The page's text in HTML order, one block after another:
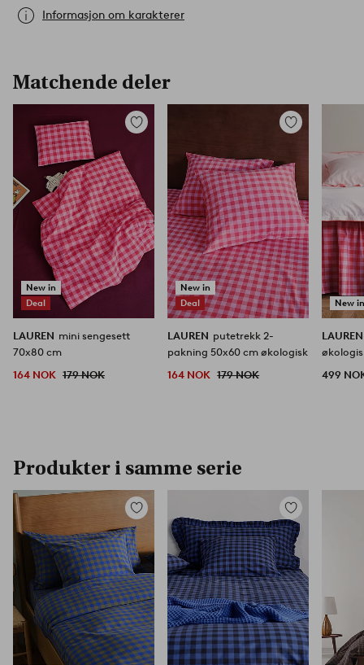
Informasjon om karakterer
Matchende deler
New in
Deal
Legg
LAUREN mini sengesett
70x80 cm
164 NOK 179 NOK
New in
Deal
Legg
LAUREN putetrekk 2-
pakning 50x60 cm økologisk
164 NOK 179 NOK
New
499
Produkter i samme serie
Legg
til
favoritter
Legg
til
favoritter